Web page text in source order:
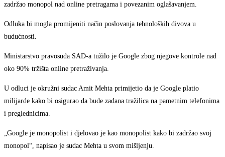
zadržao monopol nad online pretragama i povezanim oglašavanjem.
Odluka bi mogla promijeniti način poslovanja tehnoloških divova u
budućnosti.
Ministarstvo pravosuđa SAD-a tužilo je Google zbog njegove kontrole nad
oko 90% tržišta online pretraživanja.
U odluci je okružni sudac Amit Mehta primijetio da je Google platio
milijarde kako bi osigurao da bude zadana tražilica na pametnim telefonima
i preglednicima.
„Google je monopolist i djelovao je kao monopolist kako bi zadržao svoj
monopol“, napisao je sudac Mehta u svom mišljenju.